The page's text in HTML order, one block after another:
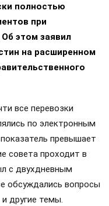
полностью
при
этом заявил
на расширенном
все перевозки
по электронным
превышает
совета проходит в
с двухдневным
обсуждались вопросы
другие темы.